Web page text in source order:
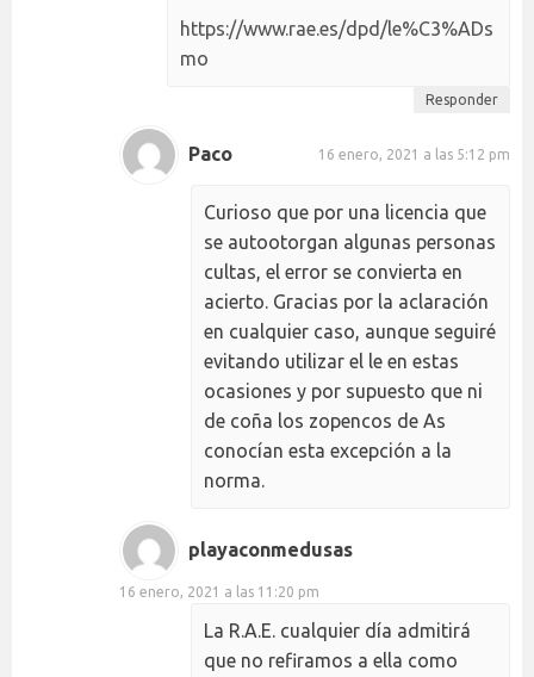
https://www.rae.es/dpd/le%C3%ADs
mo
Responder
Paco 16 enero, 2021 a las 5:12 pm
Curioso que por una licencia que
se autootorgan algunas personas
cultas, el error se convierta en
acierto. Gracias por la aclaración
en cualquier caso, aunque seguiré
evitando utilizar el le en estas
ocasiones y por supuesto que ni
de coña los zopencos de As
conocían esta excepción a la
norma.
playaconmedusas
16 enero, 2021 a las 11:20 pm
La R.A.E. cualquier día admitirá
que no refiramos a ella como